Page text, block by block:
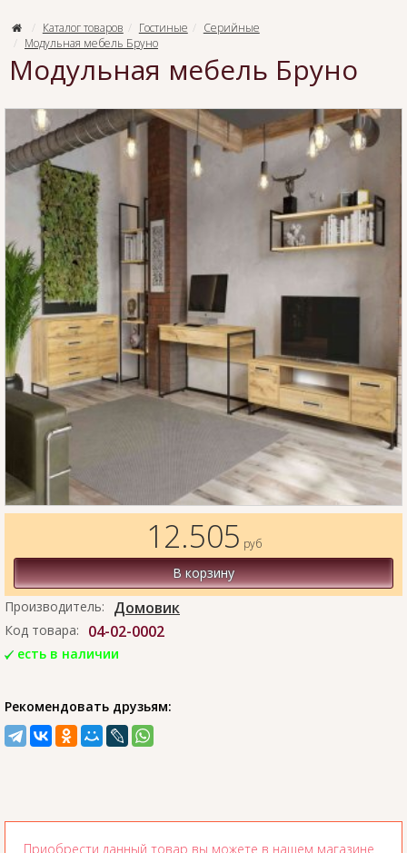
Каталог товаров Гостиные
Серийные
Модульная мебель Бруно
Модульная мебель Бруно
12.505 руб
В корзину
Производитель:
Домовик
Код товара: 04-02-0002
есть в наличии
Рекомендовать друзьям:
Приобрести данный товар вы можете в нашем магазине